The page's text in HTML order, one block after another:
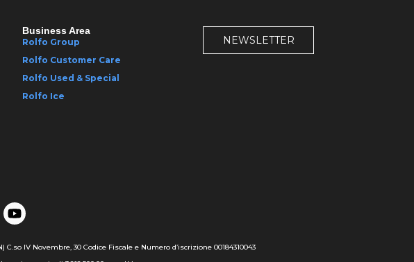
Business Area
Rolfo Group
Rolfo Customer Care
Rolfo Used & Special
Rolfo Ice
NEWSLETTER
C.so IV Novembre, 30 Codice Fiscale e Numero d’iscrizione 00184310043